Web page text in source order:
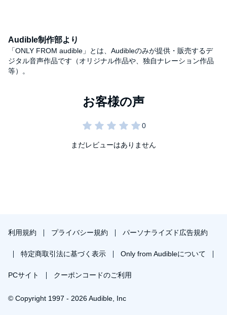
Audible制作部より
「ONLY FROM audible」とは、Audibleのみが提供・販売するデ
ジタル音声作品です（オリジナル作品や、独自ナレーション作品
等）。
まだレビューはありません
利用規約 プライバシー規約 パーソナライズド広告規約
特定商取引法に基づく表示 Only from Audibleについて
PCサイト クーポンコードのご利用
© Copyright 1997 - 2026 Audible, Inc